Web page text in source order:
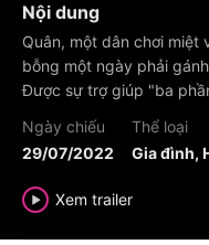
Nội dung
Quân, một dân chơi miệt
bỗng một ngày phải
Được sự trợ giúp "ba
Ngày chiếu
29/07/2022
Thể loại
Gia đình,
Xem trailer